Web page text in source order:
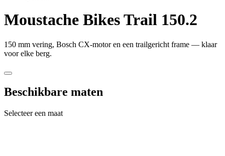
Moustache BikesTrail 150.2
150 mm vering, Bosch CX-motor en een trailgericht frame — klaar
voor elke berg.
Beschikbare maten
Selecteer een maat